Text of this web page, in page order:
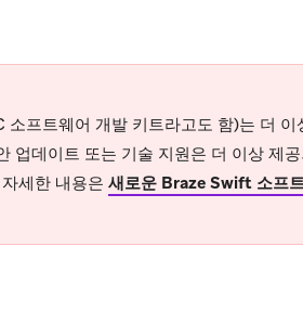
프트웨어 개발 키트라고도 함)는 더 이
업데이트 또는 기술 지원은 더 이상 제
세한 내용은 새로운 Braze Swift 소프